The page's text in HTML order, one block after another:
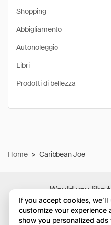
Would you like
in
Shopping
Abbigliamento
Autonoleggio
Libri
Prodotti di bellezza
Home > Caribbean Joe
If you accept cookies,
customize your experience
show you personalized ads